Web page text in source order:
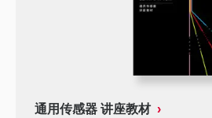
通用传感器 讲座教材